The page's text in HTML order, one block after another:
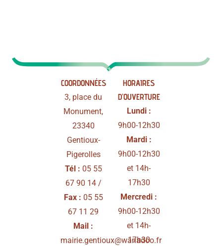
COORDONNÉES
3, place du
Monument,
23340
Gentioux-
Pigerolles
Tél : 05 55
67 90 14 /
Fax : 05 55
67 11 29
Mail :
mairie.gentioux@wanadoo.fr
HORAIRES
D’OUVERTURE
Lundi :
9h00-12h30
Mardi :
9h00-12h30
et 14h-
17h30
Mercredi :
9h00-12h30
et 14h-
17h30